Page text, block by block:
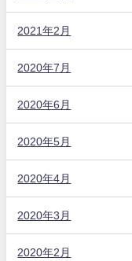
2021年2月
2020年7月
2020年6月
2020年5月
2020年4月
2020年3月
2020年2月